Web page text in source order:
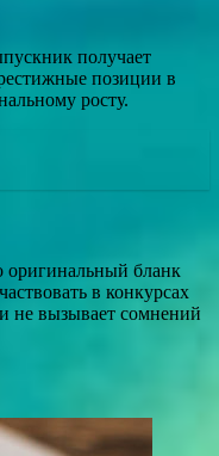
получает
позиции в
росту.
оригинальный бланк
в конкурсах
не вызывает сомнений